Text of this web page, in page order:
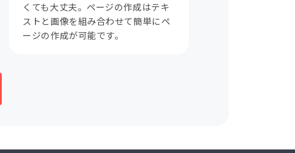
くても大丈夫。ページの作成はテキ
ストと画像を組み合わせて簡単にペ
ージの作成が可能です。